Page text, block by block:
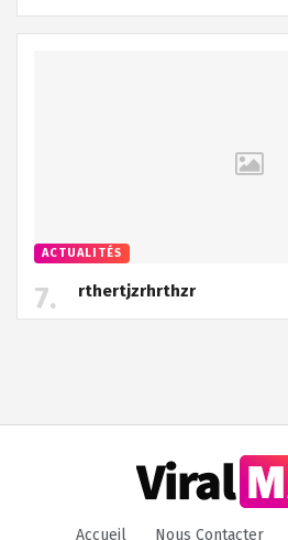
ACTUALITÉS
rthertjzrhrthzr
Accueil Nous Contacter